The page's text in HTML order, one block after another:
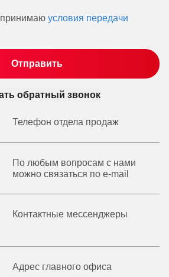
условия передачи
обратный звонок
Телефон отдела продаж
По любым вопросам с нами
можно связаться по e-mail
Контактные мессенджеры
Адрес главного офиса